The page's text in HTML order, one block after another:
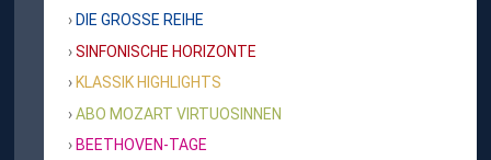
DIE GROSSE REIHE
SINFONISCHE HORIZONTE
KLASSIK HIGHLIGHTS
ABO MOZART VIRTUOSINNEN
BEETHOVEN-TAGE